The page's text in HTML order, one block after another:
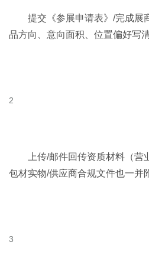
提交《参展申请表》/完成展
品方向、意向面积、位置偏好写清
上传/邮件回传资质材料（
包材实物/供应商合规文件也一并